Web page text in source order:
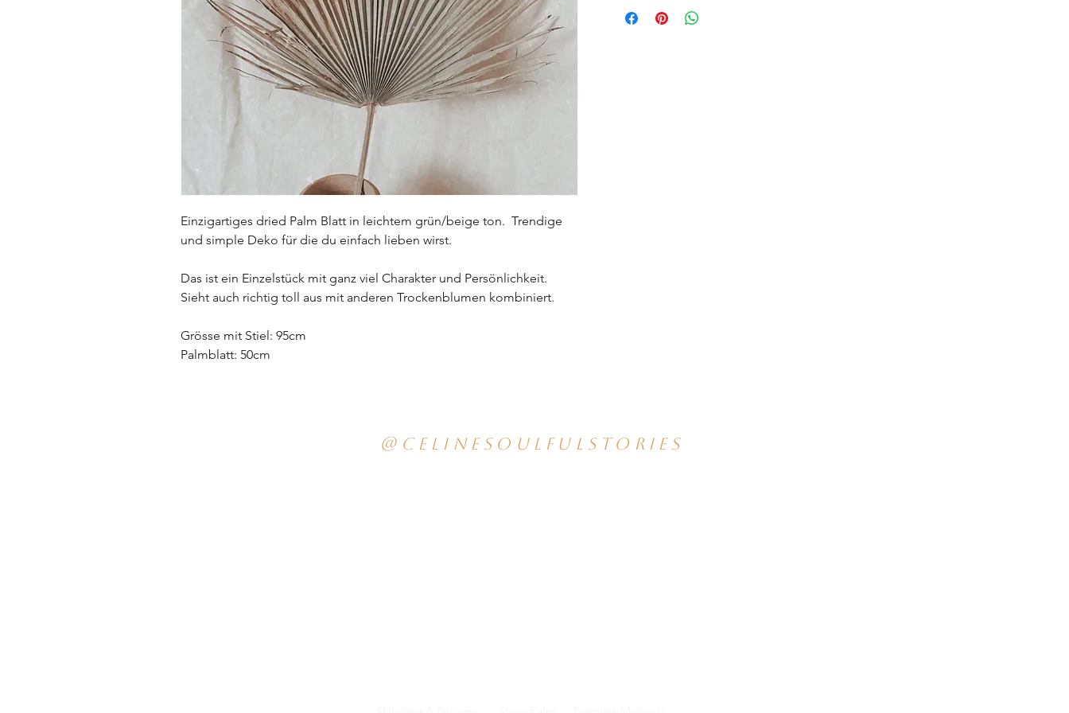
Einzigartiges dried Palm Blatt in leichtem grün/beige ton.  Trendige
und simple Deko für die du einfach lieben wirst.
Das ist ein Einzelstück mit ganz viel Charakter und Persönlichkeit.
Sieht auch richtig toll aus mit anderen Trockenblumen kombiniert.
Grösse mit Stiel: 95cm
Palmblatt: 50cm
@CELINESOULFULSTORIES